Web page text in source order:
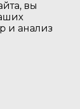
вы
и анализ